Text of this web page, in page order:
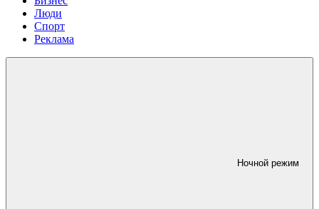
Люди
Спорт
Реклама
Ночной режим